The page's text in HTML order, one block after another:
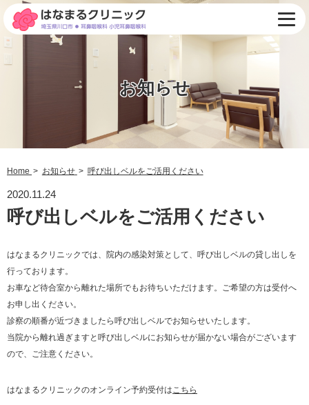
お知らせ
Home お知らせ 呼び出しベルをご活用ください
2020.11.24
呼び出しベルをご活用ください
はなまるクリニックでは、院内の感染対策として、呼び出しベルの貸し出しを
行っております。
お車など待合室から離れた場所でもお待ちいただけます。ご希望の方は受付へ
お申し出ください。
診察の順番が近づきましたら呼び出しベルでお知らせいたします。
当院から離れ過ぎますと呼び出しベルにお知らせが届かない場合がございます
ので、ご注意ください。
はなまるクリニックのオンライン予約受付はこちら